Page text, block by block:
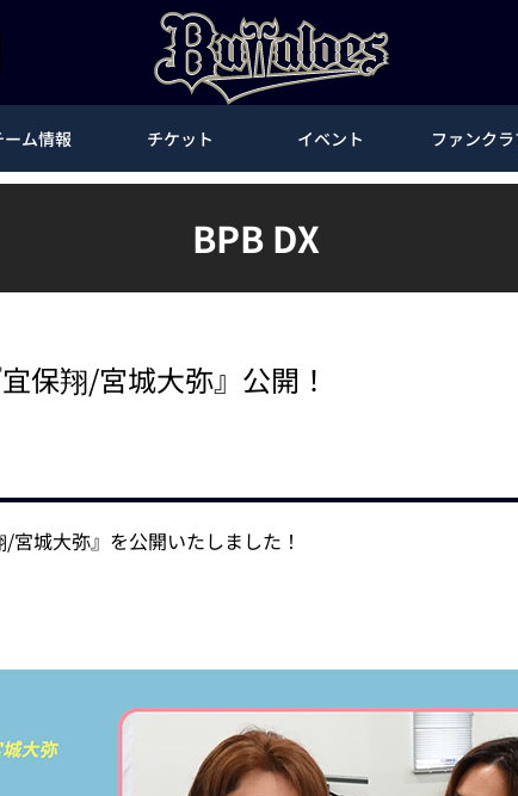
ーム情報 チケット イベント ファンク
BPB DX
宜保翔/宮城大弥』公開！
/宮城大弥』を公開いたしました！